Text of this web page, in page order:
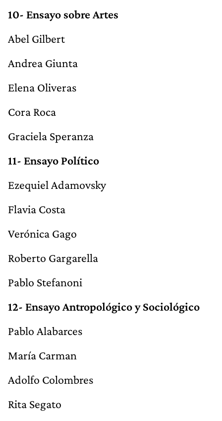
10- Ensayo sobre Artes
Abel Gilbert
Andrea Giunta
Elena Oliveras
Cora Roca
Graciela Speranza
11- Ensayo Político
Ezequiel Adamovsky
Flavia Costa
Verónica Gago
Roberto Gargarella
Pablo Stefanoni
12- Ensayo Antropológico y Sociológico
Pablo Alabarces
María Carman
Adolfo Colombres
Rita Segato